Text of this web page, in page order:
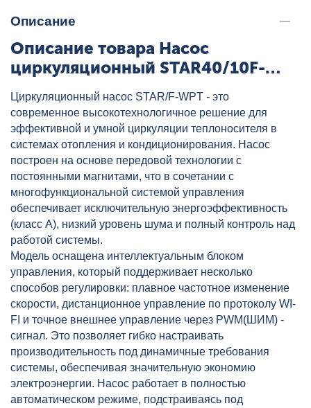
Описание
Описание товара Насос
циркуляционный STAR40/10F-
220WPT PUMPMAN, артикул:
STAR40/10F-220WPT
Циркуляционный насос STAR/F-WPT - это
современное высокотехнологичное решение для
эффективной и умной циркуляции теплоносителя в
системах отопления и кондиционирования. Насос
построен на основе передовой технологии с
постоянными магнитами, что в сочетании с
многофункциональной системой управления
обеспечивает исключительную энергоэффективность
(класс А), низкий уровень шума и полный контроль над
работой системы.
Модель оснащена интеллектуальным блоком
управления, который поддерживает несколько
способов регулировки: плавное частотное изменение
скорости, дистанционное управление по протоколу WI-
FI и точное внешнее управление через PWM(ШИМ) -
сигнал. Это позволяет гибко настраивать
производительность под динамичные требования
системы, обеспечивая значительную экономию
электроэнергии. Насос работает в полностью
автоматическом режиме, подстраиваясь под